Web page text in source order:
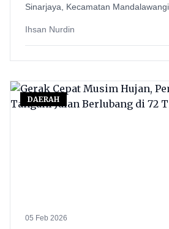
Sinarjaya, Kecamatan
Ihsan Nurdin
DAERAH
05 Feb 2026